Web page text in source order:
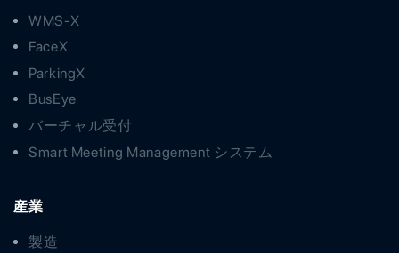
WMS-X
FaceX
ParkingX
BusEye
バーチャル受付
Smart Meeting Management システム
産業
製造